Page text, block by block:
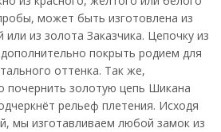
может быть изготовлена из
из золота Заказчика. Цепочку из
покрыть родием для
оттенка. Так же,
почернить золотую цепь Шикана
рельеф плетения. Исходя
мы изготавливаем любой замок из